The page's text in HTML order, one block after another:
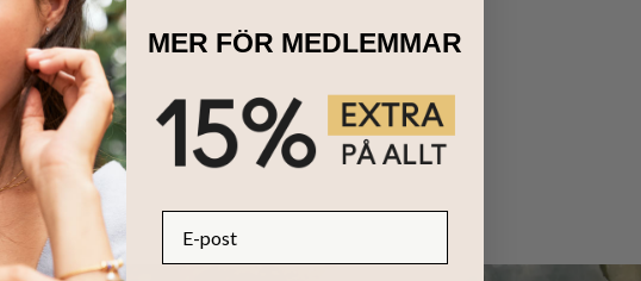
MER FÖR MEDLEMMAR